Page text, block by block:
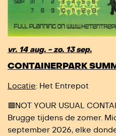
vr. 14 aug. - zo. 13 sep.
CONTAINERPARK
Locatie: Het Entrepot
🟩NOT YOUR USUAL
Brugge tijdens de zomer.
september 2026, elke